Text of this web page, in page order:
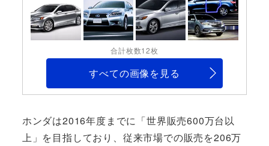
合計枚数12枚
すべての画像を見る
ホンダは2016年度までに「世界販売600万台以
上」を目指しており、従来市場での販売を206万